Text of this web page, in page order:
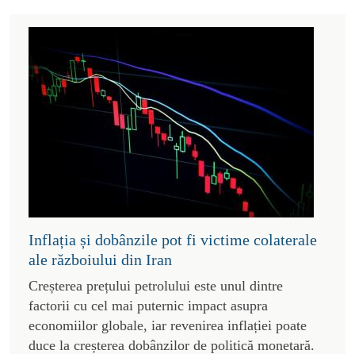
Inflația și dobânzile pot fi victime colaterale
ale războiului din Iran
Creșterea prețului petrolului este unul dintre
factorii cu cel mai puternic impact asupra
economiilor globale, iar revenirea inflației poate
duce la creșterea dobânzilor de politică monetară.